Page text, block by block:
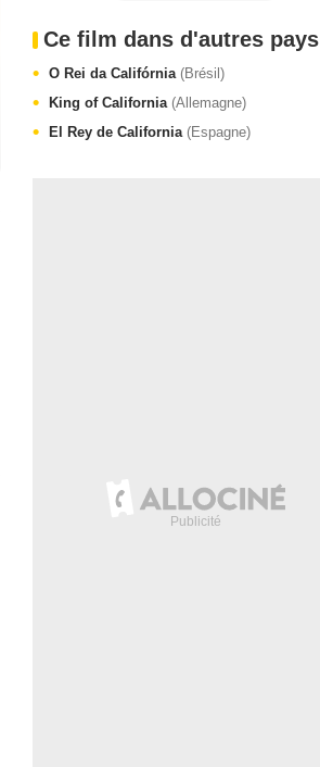
Ce film dans d'autres pays
O Rei da Califórnia (Brésil)
King of California (Allemagne)
El Rey de California (Espagne)